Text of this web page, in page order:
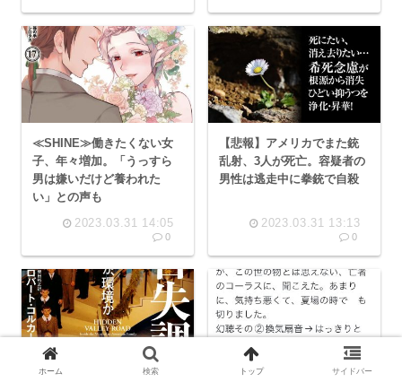
≪SHINE≫働きたくない女
子、年々増加。「うっすら
男は嫌いだけど養われた
い」との声も
2023.03.31 14:05
0
【悲報】アメリカでまた銃
乱射、3人が死亡。容疑者の
男性は逃走中に拳銃で自殺
2023.03.31 13:13
0
ホーム 検索 トップ サイドバー